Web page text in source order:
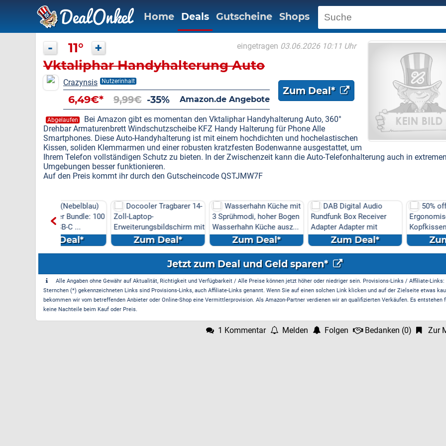
Home Deals Gutscheine Shops
- 11° + eingetragen 03.06.2026 10:11 Uhr
Vktaliphar Handyhalterung Auto
Crazynsis Nutzerinhalt
Zum Deal*
6,49€* 9,99€ -35% Amazon.de Angebote
Abgelaufen
Bei Amazon gibt es momentan den Vktaliphar Handyhalterung Auto, 360°
Drehbar Armaturenbrett Windschutzscheibe KFZ Handy Halterung für Phone Alle
Smartphones. Diese Auto-Handyhalterung ist mit einem hochdichten und hochelastischen
Kissen, soliden Klemmarmen und einer robusten kratzfesten Bodenwanne ausgestattet, um
Ihrem Telefon vollständigen Schutz zu bieten. In der Zwischenzeit kann die Auto-Telefonhalterung auch in extremen
Umgebungen besser funktionieren.
Auf den Preis kommt ihr durch den Gutscheincode QSTJMW7F
Bundle: 100
Docooler Tragbarer 14-
Zoll-Laptop-
Erweiterungsbildschirm mit
DREI B...Zum Deal*
Wasserhahn Küche mit
3 Sprühmodi, hoher Bogen
Wasserhahn Küche ausz...
Zum Deal*
DAB Digital Audio
Rundfunk Box Receiver
Adapter Adapter mit
Antenn...Zum Deal*
50% off
Ergonomisches
Kopfkissen - Kissen für
Seiten Zum Deal*
Jetzt zum Deal und Geld sparen*
Alle Angaben ohne Gewähr auf Aktualität, Richtigkeit und Verfügbarkeit / Alle Preise können jetzt höher oder niedriger sein. Provisions-Links / Affiliate-
Sternchen (*) gekennzeichneten Links sind Provisions-Links, auch Affiliate-Links genannt. Wenn Sie auf einen solchen Link klicken und auf der Zielseite etwas
bekommen wir vom betreffenden Anbieter oder Online-Shop eine Vermittlerprovision. Als Amazon-Partner verdienen wir an qualifizierten Verkäufen. Es entstehen
keine Nachteile beim Kauf oder Preis.
1 Kommentar Melden Folgen Bedanken (0) Zur